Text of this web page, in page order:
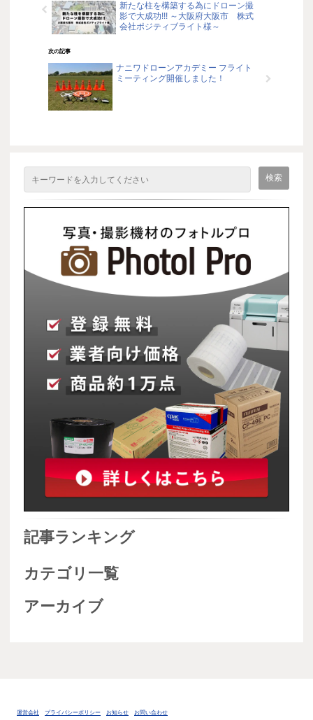
新たな柱を構築する為にドローン撮
影で大成功!!! ～大阪府大阪市 株式
会社ポジティブライト様～
次の記事
ナニワドローンアカデミー フライト
ミーティング開催しました！
記事ランキング
カテゴリ一覧
アーカイブ
運営会社 プライバシーポリシー お知らせ お問い合わせ